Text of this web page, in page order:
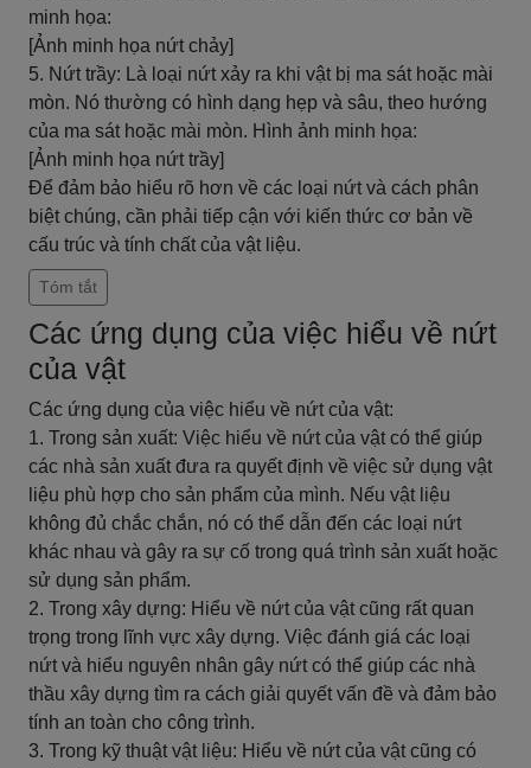
minh họa:
[Ảnh minh họa nứt chảy]
5. Nứt trầy: Là loại nứt xảy ra khi vật bị ma sát hoặc mài
mòn. Nó thường có hình dạng hẹp và sâu, theo hướng
của ma sát hoặc mài mòn. Hình ảnh minh họa:
[Ảnh minh họa nứt trầy]
Để đảm bảo hiểu rõ hơn về các loại nứt và cách phân
biệt chúng, cần phải tiếp cận với kiến thức cơ bản về
cấu trúc và tính chất của vật liệu.
Tóm tắt
Các ứng dụng của việc hiểu về nứt
của vật
Các ứng dụng của việc hiểu về nứt của vật:
1. Trong sản xuất: Việc hiểu về nứt của vật có thể giúp
các nhà sản xuất đưa ra quyết định về việc sử dụng vật
liệu phù hợp cho sản phẩm của mình. Nếu vật liệu
không đủ chắc chắn, nó có thể dẫn đến các loại nứt
khác nhau và gây ra sự cố trong quá trình sản xuất hoặc
sử dụng sản phẩm.
2. Trong xây dựng: Hiểu về nứt của vật cũng rất quan
trọng trong lĩnh vực xây dựng. Việc đánh giá các loại
nứt và hiểu nguyên nhân gây nứt có thể giúp các nhà
thầu xây dựng tìm ra cách giải quyết vấn đề và đảm bảo
tính an toàn cho công trình.
3. Trong kỹ thuật vật liệu: Hiểu về nứt của vật cũng có